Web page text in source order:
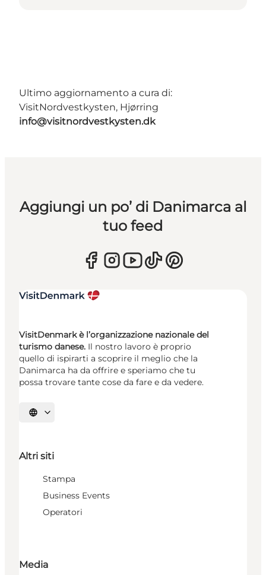
Ultimo aggiornamento a cura di:
VisitNordvestkysten, Hjørring
info@visitnordvestkysten.dk
Aggiungi un po’ di Danimarca al
tuo feed
VisitDenmark è l’organizzazione nazionale del
turismo danese. Il nostro lavoro è proprio
quello di ispirarti a scoprire il meglio che la
Danimarca ha da offrire e speriamo che tu
possa trovare tante cose da fare e da vedere.
Seleziona la lingua
Altri siti
Stampa
Business Events
Operatori
Media